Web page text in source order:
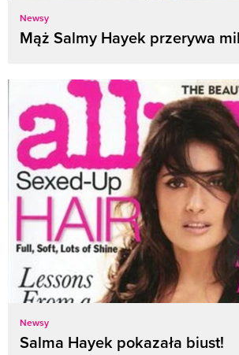
Newsy
Mąż Salmy Hayek przerywa
Newsy
Salma Hayek pokazała biust!